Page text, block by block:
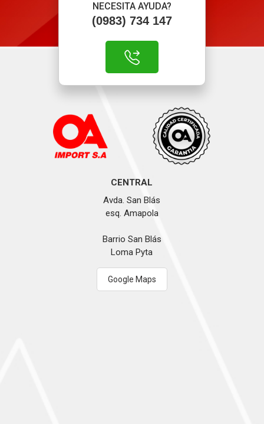
NECESITA AYUDA?
(0983) 734 147
CENTRAL
Avda. San Blás
esq. Amapola
Barrio San Blás
Loma Pyta
Google Maps